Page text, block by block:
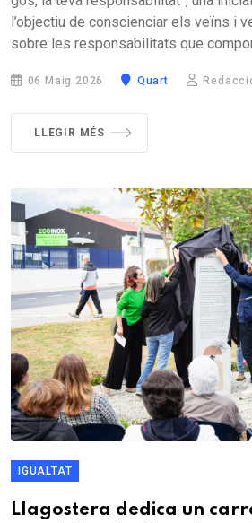
l’objectiu de conscienciar els veïns i
sobre les responsabilitats que
06 Maig 2026 Quart
LLEGIR MÉS
IGUALTAT
Llagostera dedica un